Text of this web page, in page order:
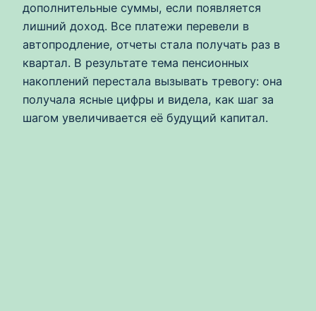
дополнительные суммы, если появляется
лишний доход. Все платежи перевели в
автопродление, отчеты стала получать раз в
квартал. В результате тема пенсионных
накоплений перестала вызывать тревогу: она
получала ясные цифры и видела, как шаг за
шагом увеличивается её будущий капитал.